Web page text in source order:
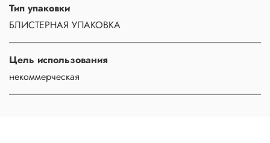
Тип упаковки
БЛИСТЕРНАЯ УПАКОВКА
Цель использования
некоммерческая